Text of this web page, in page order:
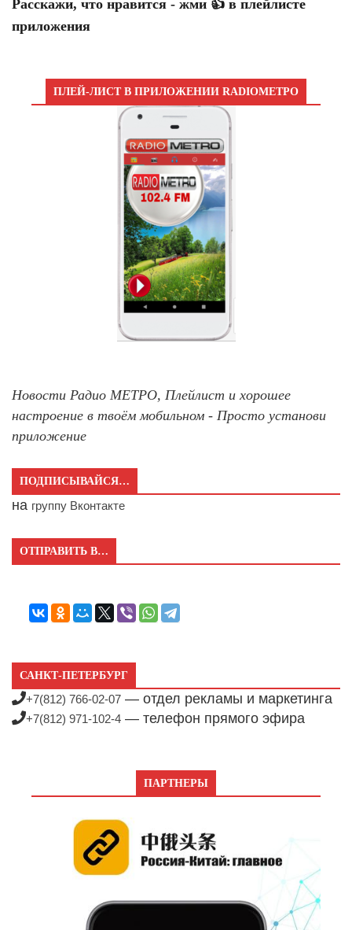
Расскажи, что нравится - жми 👍 в плейлисте
приложения
ПЛЕЙ-ЛИСТ В ПРИЛОЖЕНИИ RADIOМЕТРО
Новости Радио МЕТРО, Плейлист и хорошее
настроение в твоём мобильном - Просто установи
приложение
ПОДПИСЫВАЙСЯ…
на группу Вконтакте
ОТПРАВИТЬ В…
САНКТ-ПЕТЕРБУРГ
+7(812) 766-02-07 — отдел рекламы и маркетинга
+7(812) 971-102-4 — телефон прямого эфира
ПАРТНЕРЫ